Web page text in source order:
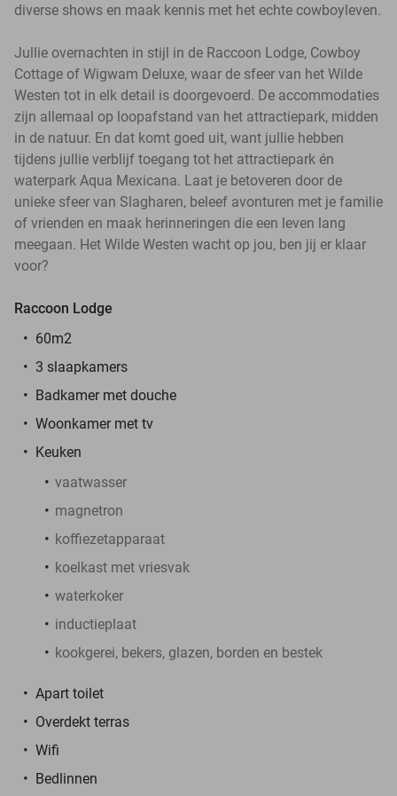
diverse shows en maak kennis met het echte cowboyleven.
Jullie overnachten in stijl in de Raccoon Lodge, Cowboy
Cottage of Wigwam Deluxe, waar de sfeer van het Wilde
Westen tot in elk detail is doorgevoerd. De accommodaties
zijn allemaal op loopafstand van het attractiepark, midden
in de natuur. En dat komt goed uit, want jullie hebben
tijdens jullie verblijf toegang tot het attractiepark én
waterpark Aqua Mexicana. Laat je betoveren door de
unieke sfeer van Slagharen, beleef avonturen met je familie
of vrienden en maak herinneringen die een leven lang
meegaan. Het Wilde Westen wacht op jou, ben jij er klaar
voor?
Raccoon Lodge
60m2
3 slaapkamers
Badkamer met douche
Woonkamer met tv
Keuken
vaatwasser
magnetron
koffiezetapparaat
koelkast met vriesvak
waterkoker
inductieplaat
kookgerei, bekers, glazen, borden en bestek
Apart toilet
Overdekt terras
Wifi
Bedlinnen